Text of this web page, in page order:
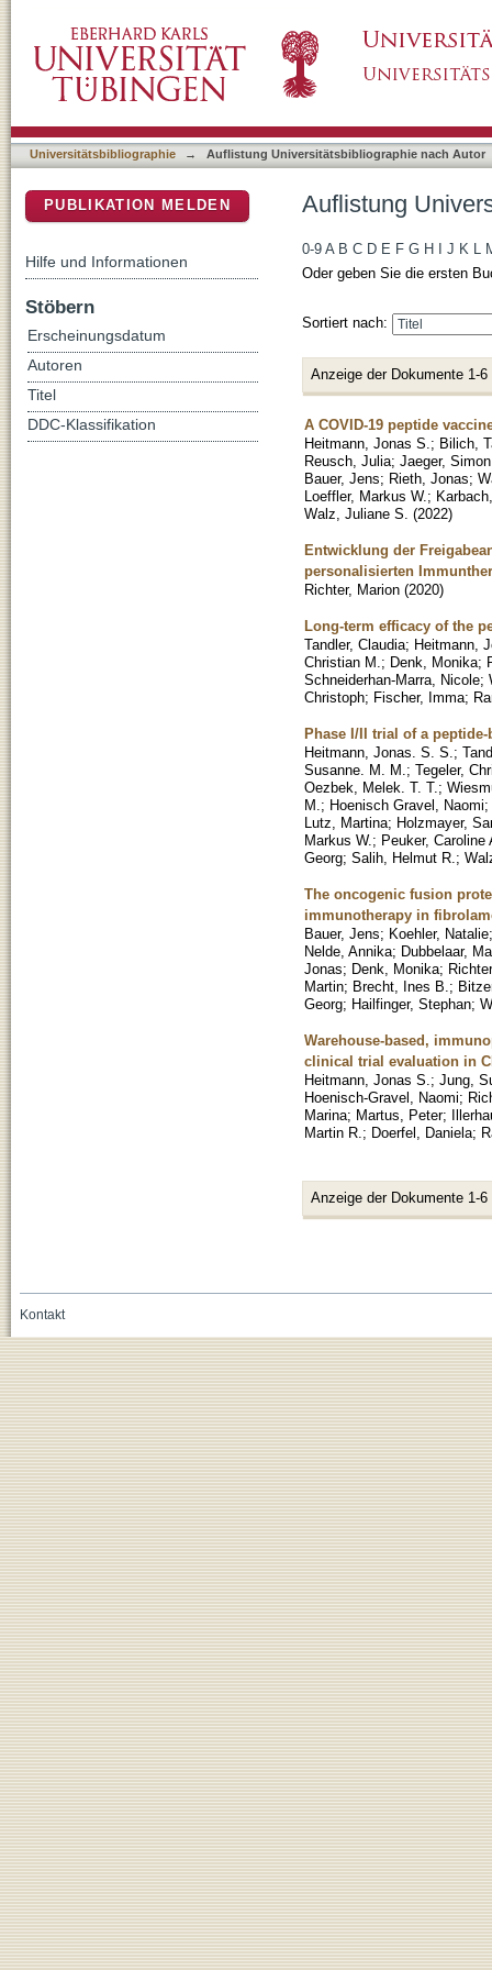
Universitätsbibliographie → Auflistung Universitätsbibliographie nach Autor
Auflistung
0-9 A B C D E F G H J K L
Oder geben Sie die ersten
Sortiert nach:
Anzeige der Dokumente 1-6
A COVID-19 peptide
Heitmann, Jonas S. ; Bilich,
Reusch, Julia; Jaeger, Simon
Bauer, Jens; Rieth, Jonas;
Loeffler, Markus W. ;
Walz, Juliane S. (2022)
Entwicklung der
personalisierten
Richter, Marion (2020)
Long-term efficacy of the
Tandler, Claudia; Heitmann,
Christian M. ; Denk, Monika;
Schneiderhan-Marra, Nicole;
Christoph; Fischer, Imma;
Phase I/II trial of a
Heitmann, Jonas. S. S. ;
Susanne. M. M. ; Tegeler,
Oezbek, Melek. T. T. ;
M. ; Hoenisch Gravel, Naomi;
Lutz, Martina; Holzmayer,
Markus W. ; Peuker, Caroline
Georg; Salih, Helmut R. ;
The oncogenic fusion
immunotherapy in
Bauer, Jens; Koehler, Natalie
Nelde, Annika; Dubbelaar,
Jonas; Denk, Monika;
Martin; Brecht, Ines B. ;
Georg; Hailfinger, Stephan;
Warehouse-based,
clinical trial evaluation in
Heitmann, Jonas S. ; Jung,
Hoenisch-Gravel, Naomi;
Marina; Martus, Peter;
Martin R. ; Doerfel, Daniela;
Anzeige der Dokumente 1-6
PUBLIKATION MELDEN
Hilfe und Informationen
Stöbern
Erscheinungsdatum
Autoren
Titel
DDC-Klassifikation
Kontakt